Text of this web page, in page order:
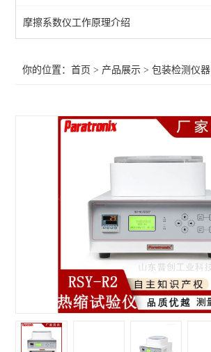
抗跌落试验仪
暗箱紫外线分析仪
查看全部 >>
摩擦系数仪工作原理介绍
你的位置：首页 > 产品展示 >包装检测仪器